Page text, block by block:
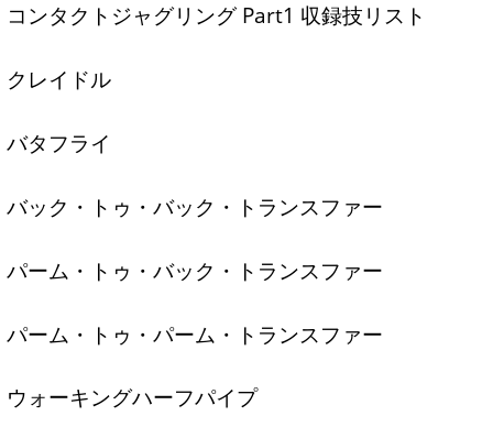
コンタクトジャグリング Part1 収録技リスト
クレイドル
バタフライ
バック・トゥ・バック・トランスファー
パーム・トゥ・バック・トランスファー
パーム・トゥ・パーム・トランスファー
ウォーキングハーフパイプ